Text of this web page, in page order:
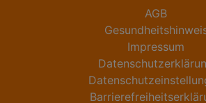
AGB
Impressum